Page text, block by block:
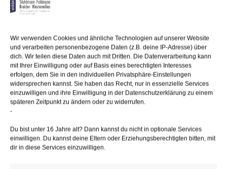
Wir verwenden Cookies und ähnliche Technologien auf unserer Website
und verarbeiten personenbezogene Daten (z.B. deine IP-Adresse) über
dich. Wir teilen diese Daten auch mit Dritten. Die Datenverarbeitung kann
mit Ihrer Einwilligung oder auf Basis eines berechtigten Interesses
erfolgen, dem Sie in den individuellen Privatsphäre-Einstellungen
widersprechen kannst. Sie haben das Recht, nur in essenzielle Services
einzuwilligen und ihre Einwilligung in der Datenschutzerklärung zu einem
späteren Zeitpunkt zu ändern oder zu widerrufen.
-
Du bist unter 16 Jahre alt? Dann kannst du nicht in optionale Services
einwilligen. Du kannst deine Eltern oder Erziehungsberechtigten bitten, mit
dir in diese Services einzuwilligen.
beim Check-In eingefunden und von dort ohne erhebliche
Main in ihrem Urteil v. 27.1.2022.
05/05/2022 / WSSK
Über
wssk-admin
RelatedPosts